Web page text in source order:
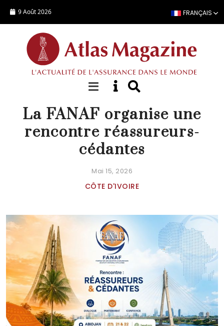
9 Août 2026 FRANÇAIS
ACTUALITÉ
La FANAF organise une
rencontre réassureurs-
cédantes
Mai 15, 2026
CÔTE D'IVOIRE